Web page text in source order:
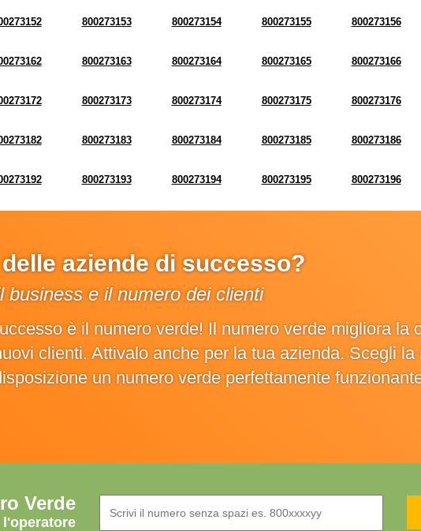
800273153 800273154 800273155 800273156
800273163 800273164 800273165 800273166
800273173 800273174 800273175 800273176
800273183 800273184 800273185 800273186
800273193 800273194 800273195 800273196
aziende di successo?
business e il numero dei clienti
è il numero verde! Il numero verde migliora la
clienti. Attivalo anche per la tua azienda. Scegli
un numero verde perfettamente
Verde